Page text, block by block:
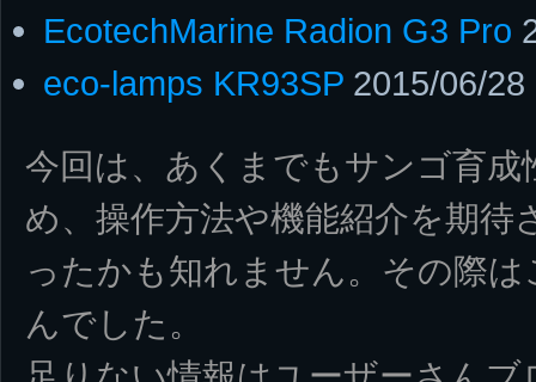
EcotechMarine Radion G3 Pro
eco-lamps KR93SP 2015/06/28
今回は、あくまでもサンゴ育
め、操作方法や機能紹介を期待
ったかも知れません。その際
んでした。